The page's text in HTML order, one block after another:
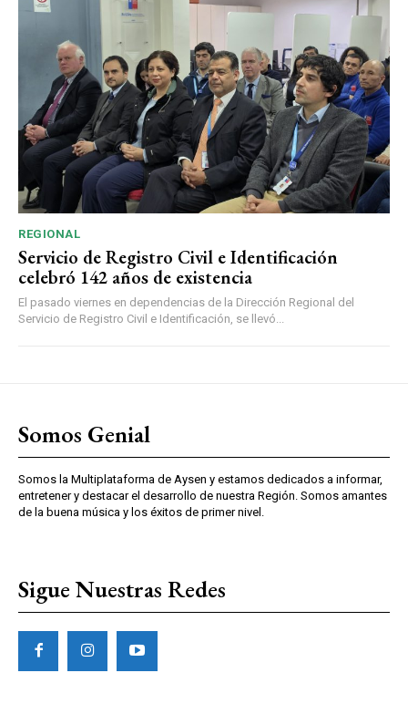
REGIONAL
Servicio de Registro Civil e Identificación
celebró 142 años de existencia
El pasado viernes en dependencias de la Dirección Regional del
Servicio de Registro Civil e Identificación, se llevó...
Somos Genial
Somos la Multiplataforma de Aysen y estamos dedicados a informar,
entretener y destacar el desarrollo de nuestra Región. Somos amantes
de la buena música y los éxitos de primer nivel.
Sigue Nuestras Redes